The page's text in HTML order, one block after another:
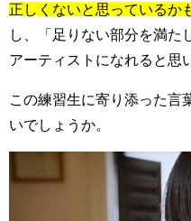
正しくないと思っているか
し、「足りない部分を満た
アーティストになれると思
この練習生に寄り添った言
いでしょうか。